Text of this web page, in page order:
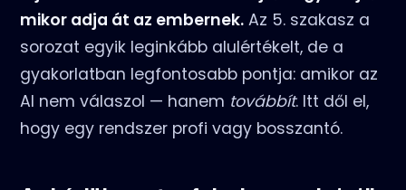
mikor adja át az embernek. Az 5. szakasz a
sorozat egyik leginkább alulértékelt, de a
gyakorlatban legfontosabb pontja: amikor az
AI nem válaszol — hanem továbbít. Itt dől el,
hogy egy rendszer profi vagy bosszantó.